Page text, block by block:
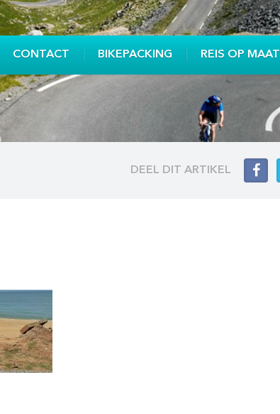
CONTACT BIKEPACKING REIS OP MAAT
DEEL DIT ARTIKEL